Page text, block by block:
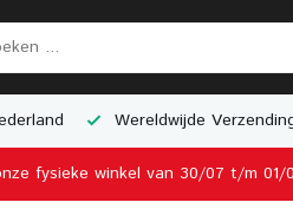
Wereldwijde
fysieke winkel van 30/07 t/m